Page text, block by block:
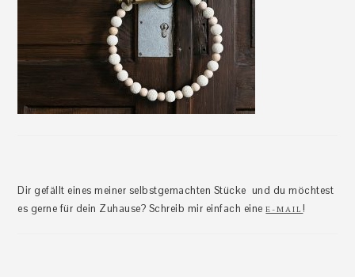
Dir gefällt eines meiner selbstgemachten Stücke und du möchtest
es gerne für dein Zuhause? Schreib mir einfach eineE-MAIL!